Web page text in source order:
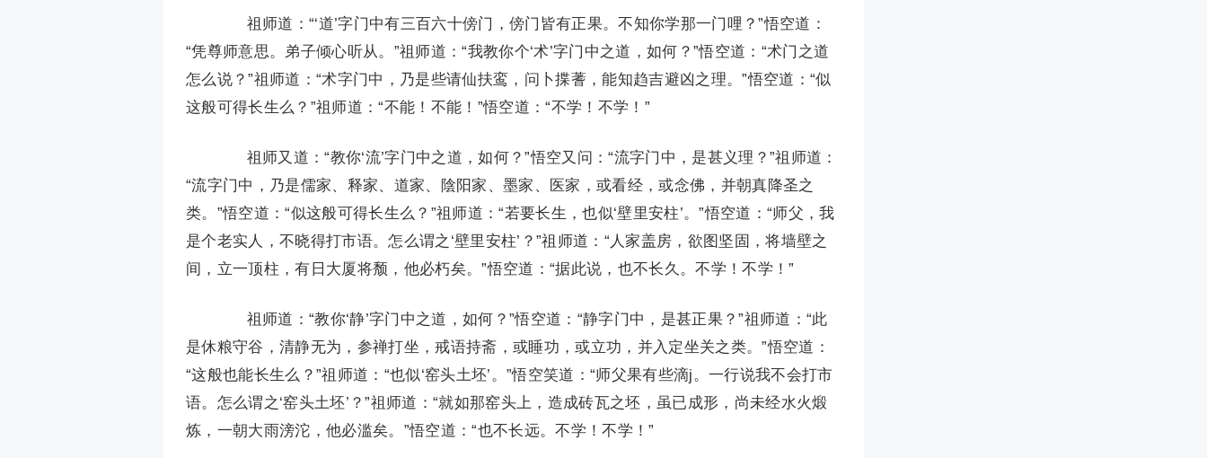
祖师道：“‘道’字门中有三百六十傍门，傍门皆有正果。不知你学那一门哩？”悟空道：
“凭尊师意思。弟子倾心听从。”祖师道：“我教你个‘术’字门中之道，如何？”悟空道：“术门之道
怎么说？”祖师道：“术字门中，乃是些请仙扶鸾，问卜揲蓍，能知趋吉避凶之理。”悟空道：“似
这般可得长生么？”祖师道：“不能！不能！”悟空道：“不学！不学！”
祖师又道：“教你‘流’字门中之道，如何？”悟空又问：“流字门中，是甚义理？”祖师道：
“流字门中，乃是儒家、释家、道家、陰阳家、墨家、医家，或看经，或念佛，并朝真降圣之
类。”悟空道：“似这般可得长生么？”祖师道：“若要长生，也似‘壁里安柱’。”悟空道：“师父，我
是个老实人，不晓得打市语。怎么谓之‘壁里安柱’？”祖师道：“人家盖房，欲图坚固，将墙壁之
间，立一顶柱，有日大厦将颓，他必朽矣。”悟空道：“据此说，也不长久。不学！不学！”
祖师道：“教你‘静’字门中之道，如何？”悟空道：“静字门中，是甚正果？”祖师道：“此
是休粮守谷，清静无为，参禅打坐，戒语持斋，或睡功，或立功，并入定坐关之类。”悟空道：
“这般也能长生么？”祖师道：“也似‘窑头土坯’。”悟空笑道：“师父果有些滴j。一行说我不会打市
语。怎么谓之‘窑头土坯’？”祖师道：“就如那窑头上，造成砖瓦之坯，虽已成形，尚未经水火煅
炼，一朝大雨滂沱，他必滥矣。”悟空道：“也不长远。不学！不学！”